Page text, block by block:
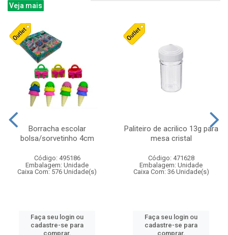
Veja mais
Borracha escolar
bolsa/sorvetinho 4cm
Código: 495186
Embalagem: Unidade
Caixa Com: 576 Unidade(s)
Faça seu login ou
cadastre-se para
comprar.
Paliteiro de acrilico 13g para
mesa cristal
Código: 471628
Embalagem: Unidade
Caixa Com: 36 Unidade(s)
Faça seu login ou
cadastre-se para
comprar.